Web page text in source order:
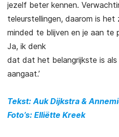
jezelf beter kennen.
teleurstellingen, daarom is het
minded te blijven en je aan te
Ja, ik denk
dat dat het belangrijkste is als
aangaat.’
Tekst: Auk Dijkstra &
Foto’s: Elliëtte Kreek